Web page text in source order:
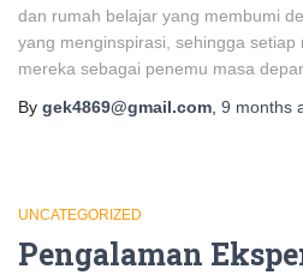
dan rumah belajar yang membumi
yang menginspirasi, sehingga setiap
mereka sebagai penemu masa
By gek4869@gmail.com 9 months
UNCATEGORIZED
Pengalaman